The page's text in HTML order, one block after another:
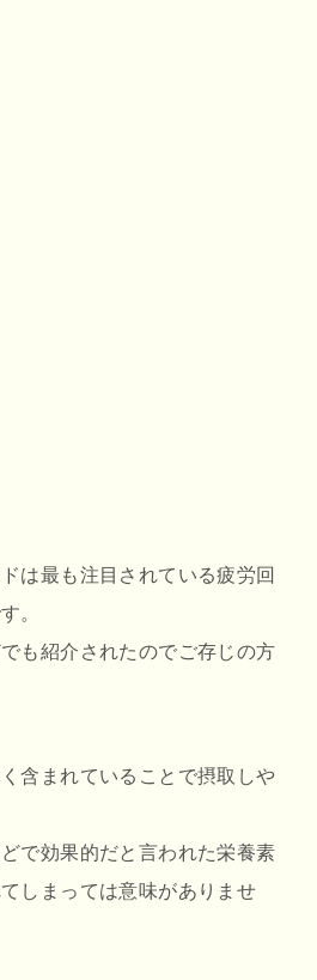
は最も注目されている疲労回
。
も紹介されたのでご存じの方
含まれていることで摂取しや
で効果的だと言われた栄養素
しまっては意味がありませ